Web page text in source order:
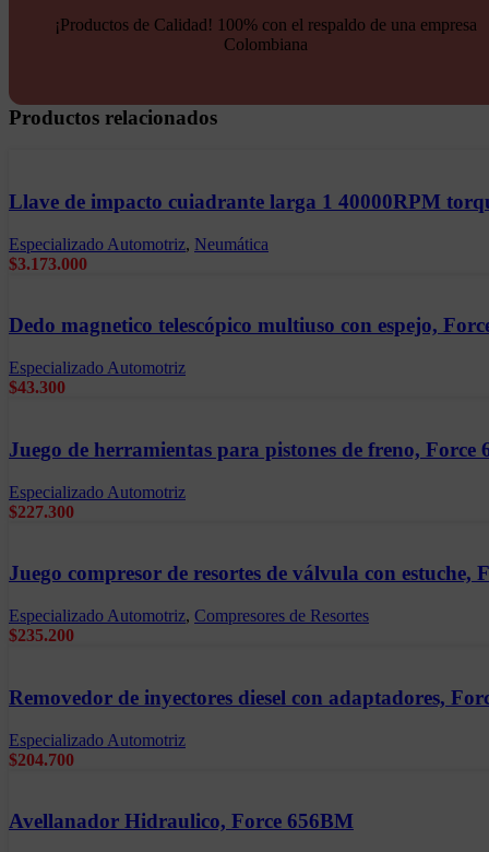
¡Productos de Calidad! 100% con el respaldo de una empresa
Colombiana
Productos relacionados
Llave de impacto cuiadrante larga 1 40000RPM
Especializado Automotriz, Neumática
$3.173.000
Dedo magnetico telescópico multiuso con espejo,
Especializado Automotriz
$43.300
Juego de herramientas para pistones de freno, Force
Especializado Automotriz
$227.300
Juego compresor de resortes de válvula con estuche,
Especializado Automotriz, Compresores de Resortes
$235.200
Removedor de inyectores diesel con adaptadores,
Especializado Automotriz
$204.700
Avellanador Hidraulico, Force 656BM